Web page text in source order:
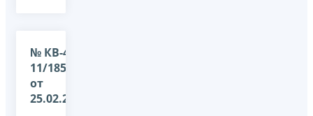
№ КВ-4-
11/1850@
от
25.02.2025